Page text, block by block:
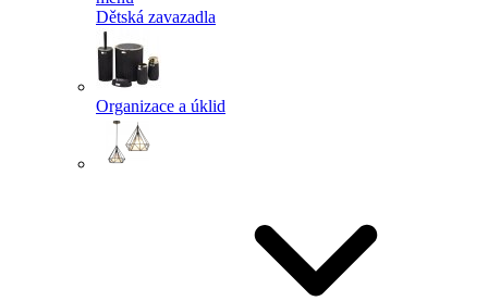
Dětská zavazadla
Organizace a úklid